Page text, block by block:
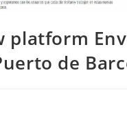
platform
de